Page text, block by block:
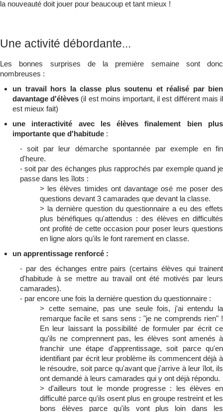
la nouveauté doit jouer pour beaucoup et tant mieux !
Une activité débordante...
Les bonnes surprises de la première semaine sont donc
nombreuses :
un travail hors la classe plus soutenu et réalisé par bien
davantage d'élèves (il est moins important, il est différent mais il
est mieux fait)
une interactivité avec les élèves finalement bien plus
importante que d'habitude :
- soit par leur démarche spontannée par exemple en fin
d'heure.
- soit par des échanges plus rapprochés par exemple quand je
passe dans les îlots :
> les élèves timides ont davantage osé me poser des
questions devant 3 camarades que devant la classe.
> la dernière question du questionnaire a eu des effets
plus bénéfiques qu'attendus : des élèves en difficultés
ont profité de cette occasion pour poser leurs questions
en ligne alors qu'ils le font rarement en classe.
un apprentissage renforcé :
- par des échanges entre pairs (certains élèves qui trainent
d'habitude à se mettre au travail ont été motivés par leurs
camarades).
- par encore une fois la dernière question du questionnaire :
> cette semaine, pas une seule fois, j'ai entendu la
remarque facile et sans sens : "je ne comprends rien" !
En leur laissant la possibilité de formuler par écrit ce
qu'ils ne comprennent pas, les élèves sont amenés à
franchir une étape d'apprentissage, soit parce qu'en
identifiant par écrit leur problème ils commencent déjà à
le résoudre, soit parce qu'avant que j'arrive à leur îlot, ils
ont demandé à leurs camarades qui y ont déjà répondu.
> d'ailleurs tout le monde progresse : les élèves en
difficulté parce qu'ils osent plus en groupe restreint et les
bons élèves parce qu'ils vont plus loin dans les